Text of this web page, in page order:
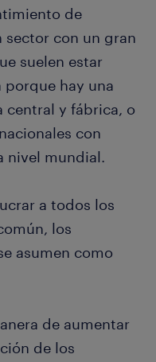
de
sector con un gran
suelen estar
porque hay una
central y fábrica, o
con
nivel mundial.
a todos los
los
asumen como
de aumentar
de los